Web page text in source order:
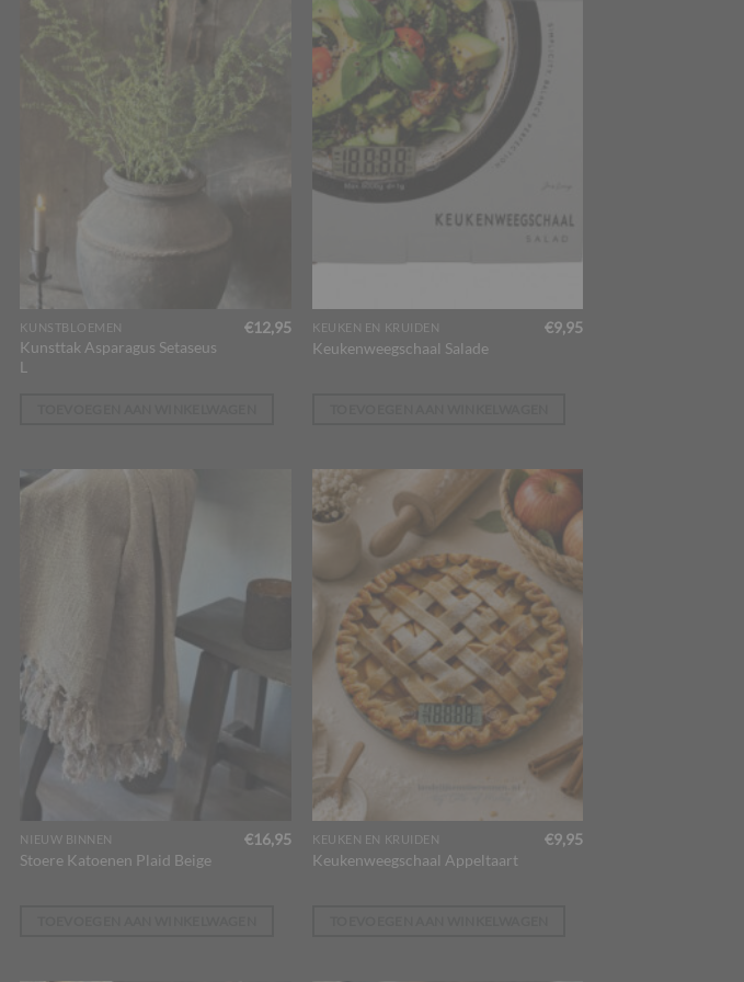
KUNSTBLOEMEN
Kunsttak Asparagus Setaseus
L
€12,95 KEUKEN EN KRUIDEN
Keukenweegschaal Salade
€9,95
NIEUW BINNEN
Stoere Katoenen Plaid Beige
€16,95 KEUKEN EN KRUIDEN
Keukenweegschaal Appeltaart
€9,95